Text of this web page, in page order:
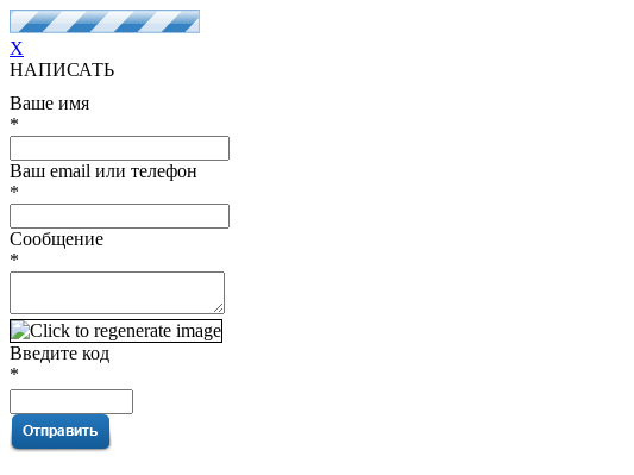
X
НАПИСАТЬ
Ваше имя
*
Ваш email или телефон
*
Сообщение
*
Введите код
*